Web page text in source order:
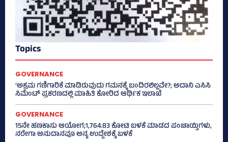
Topics
GOVERNANCE
‘ಅಕ್ರಮ ಗಣಿಗಾರಿಕೆ ಮಾಡಿರುವುದು ಗಮನಕ್ಕೆ ಬಂದಿರಲಿಲ್ಲವೇ?; ಅದಾನಿ ಎಸಿಸಿ
ಸಿಮೆಂಟ್ ಪ್ರಕರಣದಲ್ಲಿ ಮಾಹಿತಿ ಕೋರಿದ ಆರ್ಥಿಕ ಇಲಾಖೆ
GOVERNANCE
15ನೇ ಹಣಕಾಸು ಆಯೋಗ;1,764.83 ಕೋಟಿ ಬಳಕೆ ಮಾಡದ ಪಂಚಾಯ್ತಿಗಳು,
ನರೇಗಾ ಅನುದಾನವೂ ಅನ್ಯ ಉದ್ದೇಶಕ್ಕೆ ಬಳಕೆ